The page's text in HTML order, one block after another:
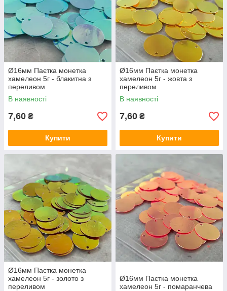
Ø16мм Паєтка монетка
хамелеон 5г - блакитна з
переливом
В наявності
7,60 ₴
Купити
Ø16мм Паєтка монетка
хамелеон 5г - жовта з
переливом
В наявності
7,60 ₴
Купити
Ø16мм Паєтка монетка
хамелеон 5г - золото з
переливом
Ø16мм Паєтка монетка
хамелеон 5г - помаранчева